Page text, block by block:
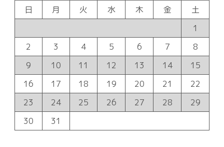
日
月 火 水 木 金
土
1
2
3 4 5 6 7
8
9
10 11 12 13 14
15
16
17 18 19 20 21
22
23
24 25 26 27 28
29
30
31